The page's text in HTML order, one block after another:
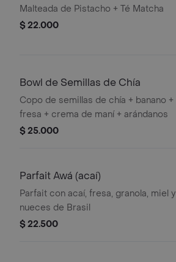
Matcha
Malteada de Pistacho + Té Matcha
$ 22.000
Bowl de Semillas de Chía
Copo de semillas de chía + banano +
fresa + crema de maní + arándanos
$ 25.000
Parfait Awá (acaí)
Parfait con acaí, fresa, granola, miel y
nueces de Brasil
$ 22.500